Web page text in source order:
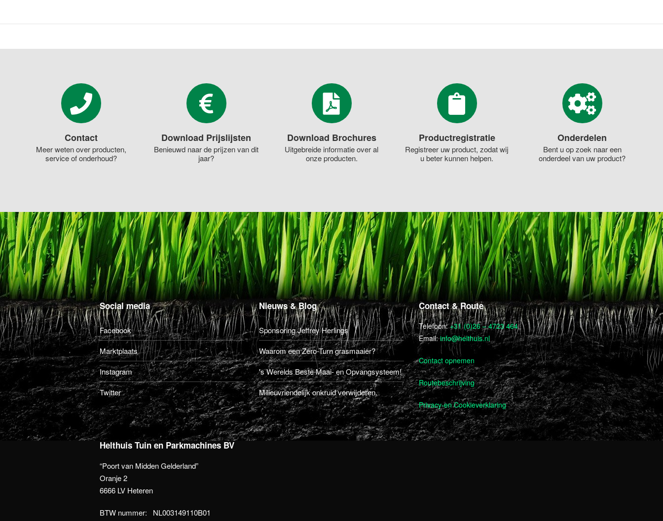
Contact
Meer weten over producten,
service of onderhoud?
Download Prijslijsten
Benieuwd naar de prijzen van dit
jaar?
Download Brochures
Uitgebreide informatie over al
onze producten.
Productregistratie
Registreer uw product, zodat wij
u beter kunnen helpen.
Onderdelen
Bent u op zoek naar een
onderdeel van uw product?
Social media
Facebook
Marktplaats
Instagram
Twitter
Nieuws & Blog
Sponsoring Jeffrey Herlings
Waarom een Zero-Turn grasmaaier?
's Werelds Beste Maai- en Opvangsysteem!
Milieuvriendelijk onkruid verwijderen.
Contact & Route
Telefoon:+31 (0)26 – 4723 464
Email:info@helthuis.nl
Contact opnemen
Routebeschrijving
Privacy-en Cookieverklaring
Helthuis Tuin en Parkmachines BV
“Poort van Midden Gelderland”
Oranje 2
6666 LV Heteren
BTW nummer: NL003149110B01